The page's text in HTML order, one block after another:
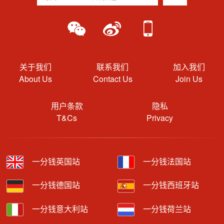
关于我们
About Us
联系我们
Contact Us
加入我们
Join Us
用户条款
T&Cs
隐私
Privacy
一分钱英国站 一分钱法国站
一分钱德国站 一分钱西班牙站
一分钱意大利站 一分钱荷兰站